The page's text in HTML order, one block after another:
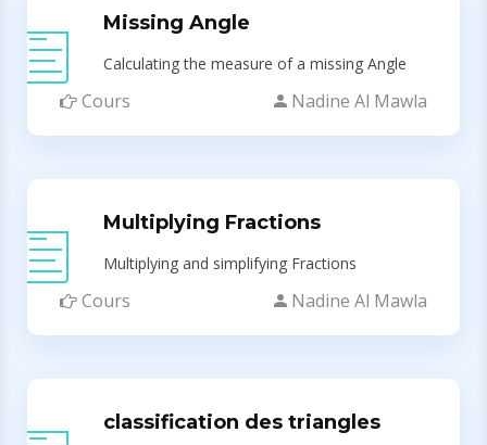
Missing Angle
Calculating the measure of a missing Angle
Cours Nadine Al Mawla
Multiplying Fractions
Multiplying and simplifying Fractions
Cours Nadine Al Mawla
classification des triangles